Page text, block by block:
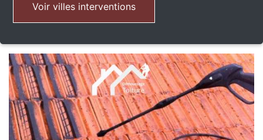
Voir villes interventions